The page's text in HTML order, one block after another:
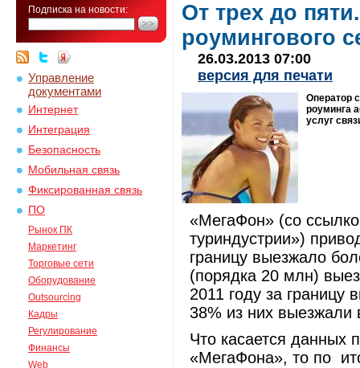
Подписка на новости:
Управление
документами
Интернет
Интеграция
Безопасность
Мобильная связь
Фиксированная связь
ПО
Рынок ПК
Маркетинг
Торговые сети
Оборудование
Outsourcing
Кадры
Регулирование
Финансы
Web
От трех до
роумингового
26.03.2013 07:00
версия для печати
Оператор
роуминга
услуг
«МегаФон» (со
туриндустрии»)
границу выезжало
(порядка 20 млн)
2011 году за границу
38% из них
Что касается данных
«МегаФона», то по